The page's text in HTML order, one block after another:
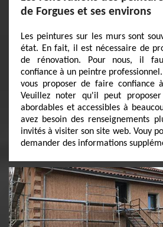
de Forgues et ses environs
Les peintures sur les murs sont
état. En fait, il est nécessaire de
de rénovation. Pour nous, il
confiance à un peintre
vous proposer de faire confiance
Veuillez noter qu'il peut
abordables et accessibles à
avez besoin des renseignements
invités à visiter son site web. Vouy
demander des informations